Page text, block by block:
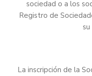
sociedad o a los
Registro de
su
La inscripción de la